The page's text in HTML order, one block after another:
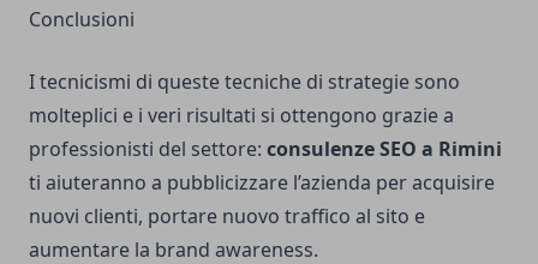
Conclusioni
I tecnicismi di queste tecniche di strategie sono
molteplici e i veri risultati si ottengono grazie a
professionisti del settore: consulenze SEO a Rimini
ti aiuteranno a pubblicizzare l’azienda per acquisire
nuovi clienti, portare nuovo traffico al sito e
aumentare la brand awareness.